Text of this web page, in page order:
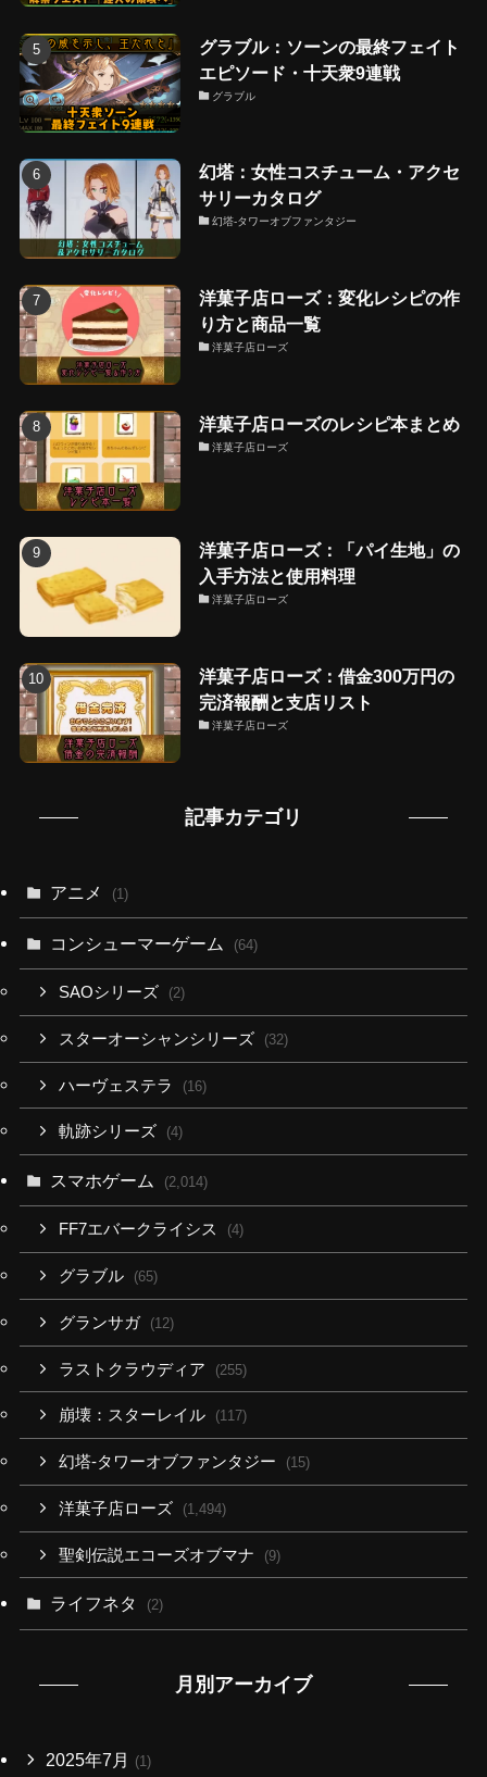
グラブル：ソーンの最終フェイト
エピソード・十天衆9連戦
グラブル
幻塔：女性コスチューム・アクセ
サリーカタログ
幻塔-タワーオブファンタジー
洋菓子店ローズ：変化レシピの作
り方と商品一覧
洋菓子店ローズ
洋菓子店ローズのレシピ本まとめ
洋菓子店ローズ
洋菓子店ローズ：「パイ生地」の
入手方法と使用料理
洋菓子店ローズ
洋菓子店ローズ：借金300万円の
完済報酬と支店リスト
洋菓子店ローズ
記事カテゴリ
アニメ (1)
コンシューマーゲーム (64)
SAOシリーズ (2)
スターオーシャンシリーズ (32)
ハーヴェステラ (16)
軌跡シリーズ (4)
スマホゲーム (2,014)
FF7エバークライシス (4)
グラブル (65)
グランサガ (12)
ラストクラウディア (255)
崩壊：スターレイル (117)
幻塔-タワーオブファンタジー (15)
洋菓子店ローズ (1,494)
聖剣伝説エコーズオブマナ (9)
ライフネタ (2)
月別アーカイブ
2025年7月 (1)